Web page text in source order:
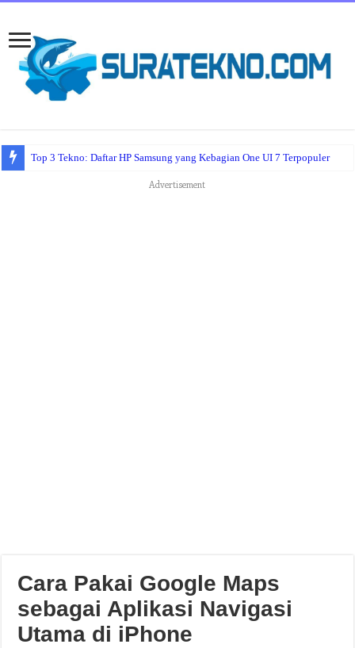
Top 3 Tekno: Daftar HP Samsung yang Kebagian One UI 7 Terpopuler
Advertisement
Cara Pakai Google Maps
sebagai Aplikasi Navigasi
Utama di iPhone